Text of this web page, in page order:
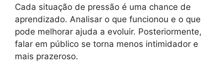
Cada situação de pressão é uma chance de
aprendizado. Analisar o que funcionou e o que
pode melhorar ajuda a evoluir. Posteriormente,
falar em público se torna menos intimidador e
mais prazeroso.